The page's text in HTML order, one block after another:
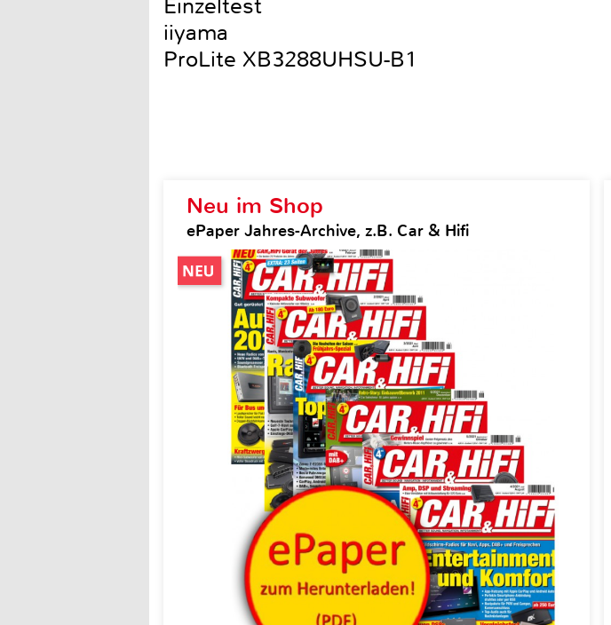
Neu im Shop
ePaper Jahres-Archive, z.B. Car & Hifi
Einzeltest
iiyama
ProLite XB3288UHSU-B1